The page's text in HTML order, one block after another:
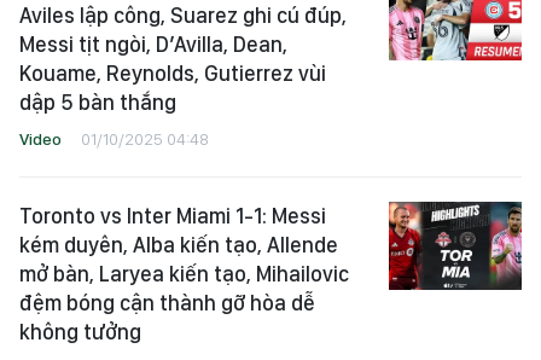
Aviles lập công, Suarez ghi cú đúp,
Messi tịt ngòi, D’Avilla, Dean,
Kouame, Reynolds, Gutierrez vùi
dập 5 bàn thắng
Video 01/10/2025 04:48
Toronto vs Inter Miami 1-1: Messi
kém duyên, Alba kiến tạo, Allende
mở bàn, Laryea kiến tạo, Mihailovic
đệm bóng cận thành gỡ hòa dễ
không tưởng